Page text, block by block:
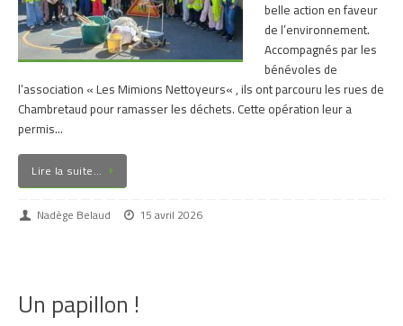
belle action en faveur
de l’environnement.
Accompagnés par les
bénévoles de
l’association « Les Mimions Nettoyeurs« , ils ont parcouru les rues de
Chambretaud pour ramasser les déchets. Cette opération leur a
permis…
Lire la suite…
Nadège Belaud 15 avril 2026
Un papillon !